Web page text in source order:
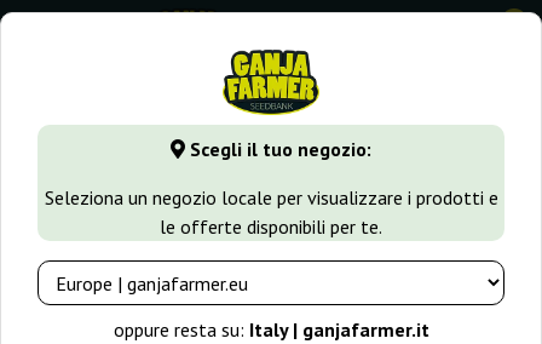
Scegli il tuo negozio:
Seleziona un negozio locale per visualizzare i prodotti e
le offerte disponibili per te.
oppure resta su: Italy | ganjafarmer.it
0
GanjaFarmer.it Seedbank Delicious Seeds
Semi Delicious Seeds
Filtri Ordinamento